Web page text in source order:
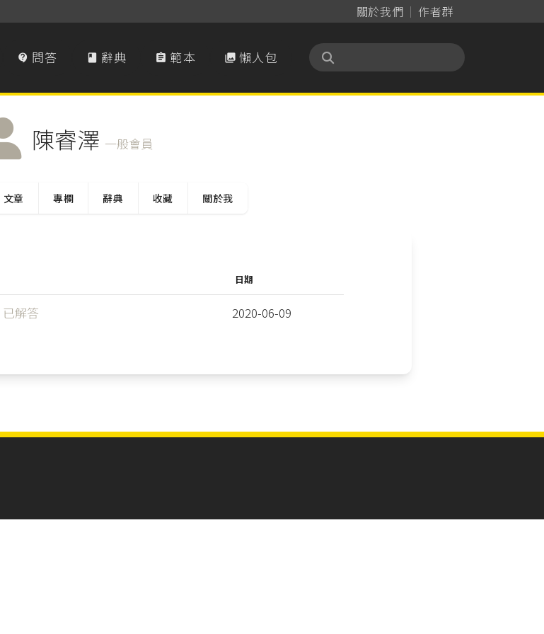
關於我們 作者群
 問答  辭典  範本  懶人包
陳睿澤 一般會員
文章 專欄 辭典 收藏 關於我
日期
已解答 2020-06-09